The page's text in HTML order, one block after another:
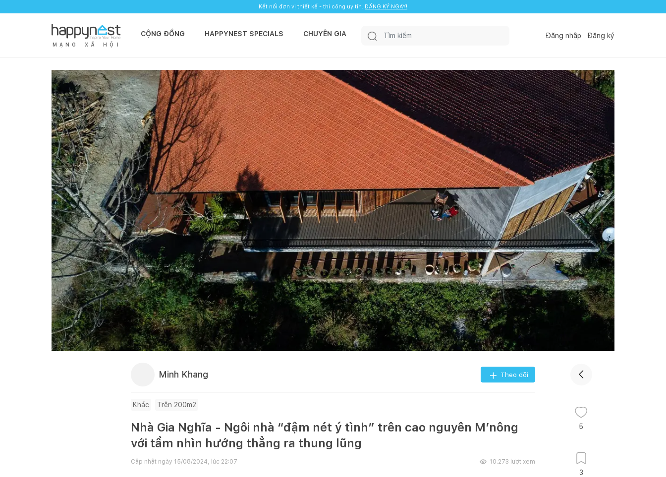
Kết nối đơn vị thiết kế - thi công uy tín. ĐĂNG KÝ NGAY!
M Ạ N G X Ã H Ộ I
CỘNG ĐỒNG HAPPYNEST SPECIALS CHUYÊN GIA Đăng nhập Đăng ký
Minh Khang Theo dõi
Khác Trên 200m2
Nhà Gia Nghĩa - Ngôi nhà “đậm nét ý tình” trên cao nguyên M’nông
với tầm nhìn hướng thẳng ra thung lũng
Cập nhật ngày 15/08/2024, lúc 22:07 10.273 lượt xem
5
3